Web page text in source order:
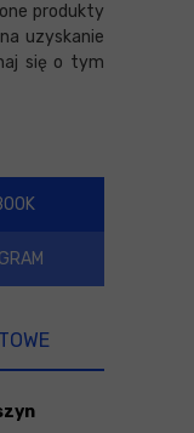
produkty
uzyskanie
się o tym